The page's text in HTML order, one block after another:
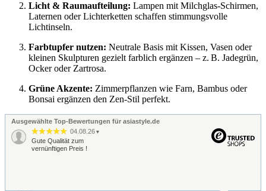
Licht & Raumaufteilung: Lampen mit Milchglas-Schirmen,
Laternen oder Lichterketten schaffen stimmungsvolle
Lichtinseln.
Farbtupfer nutzen: Neutrale Basis mit Kissen, Vasen oder
kleinen Skulpturen gezielt farblich ergänzen – z. B. Jadegrün,
Ocker oder Zartrosa.
Grüne Akzente: Zimmerpflanzen wie Farn, Bambus oder
Bonsai ergänzen den Zen-Stil perfekt.
Ausgewählte Top-Bewertungen für asiastyle.de
04.08.26 ▼
Gute Qualität zum
vernünftigen Preis !